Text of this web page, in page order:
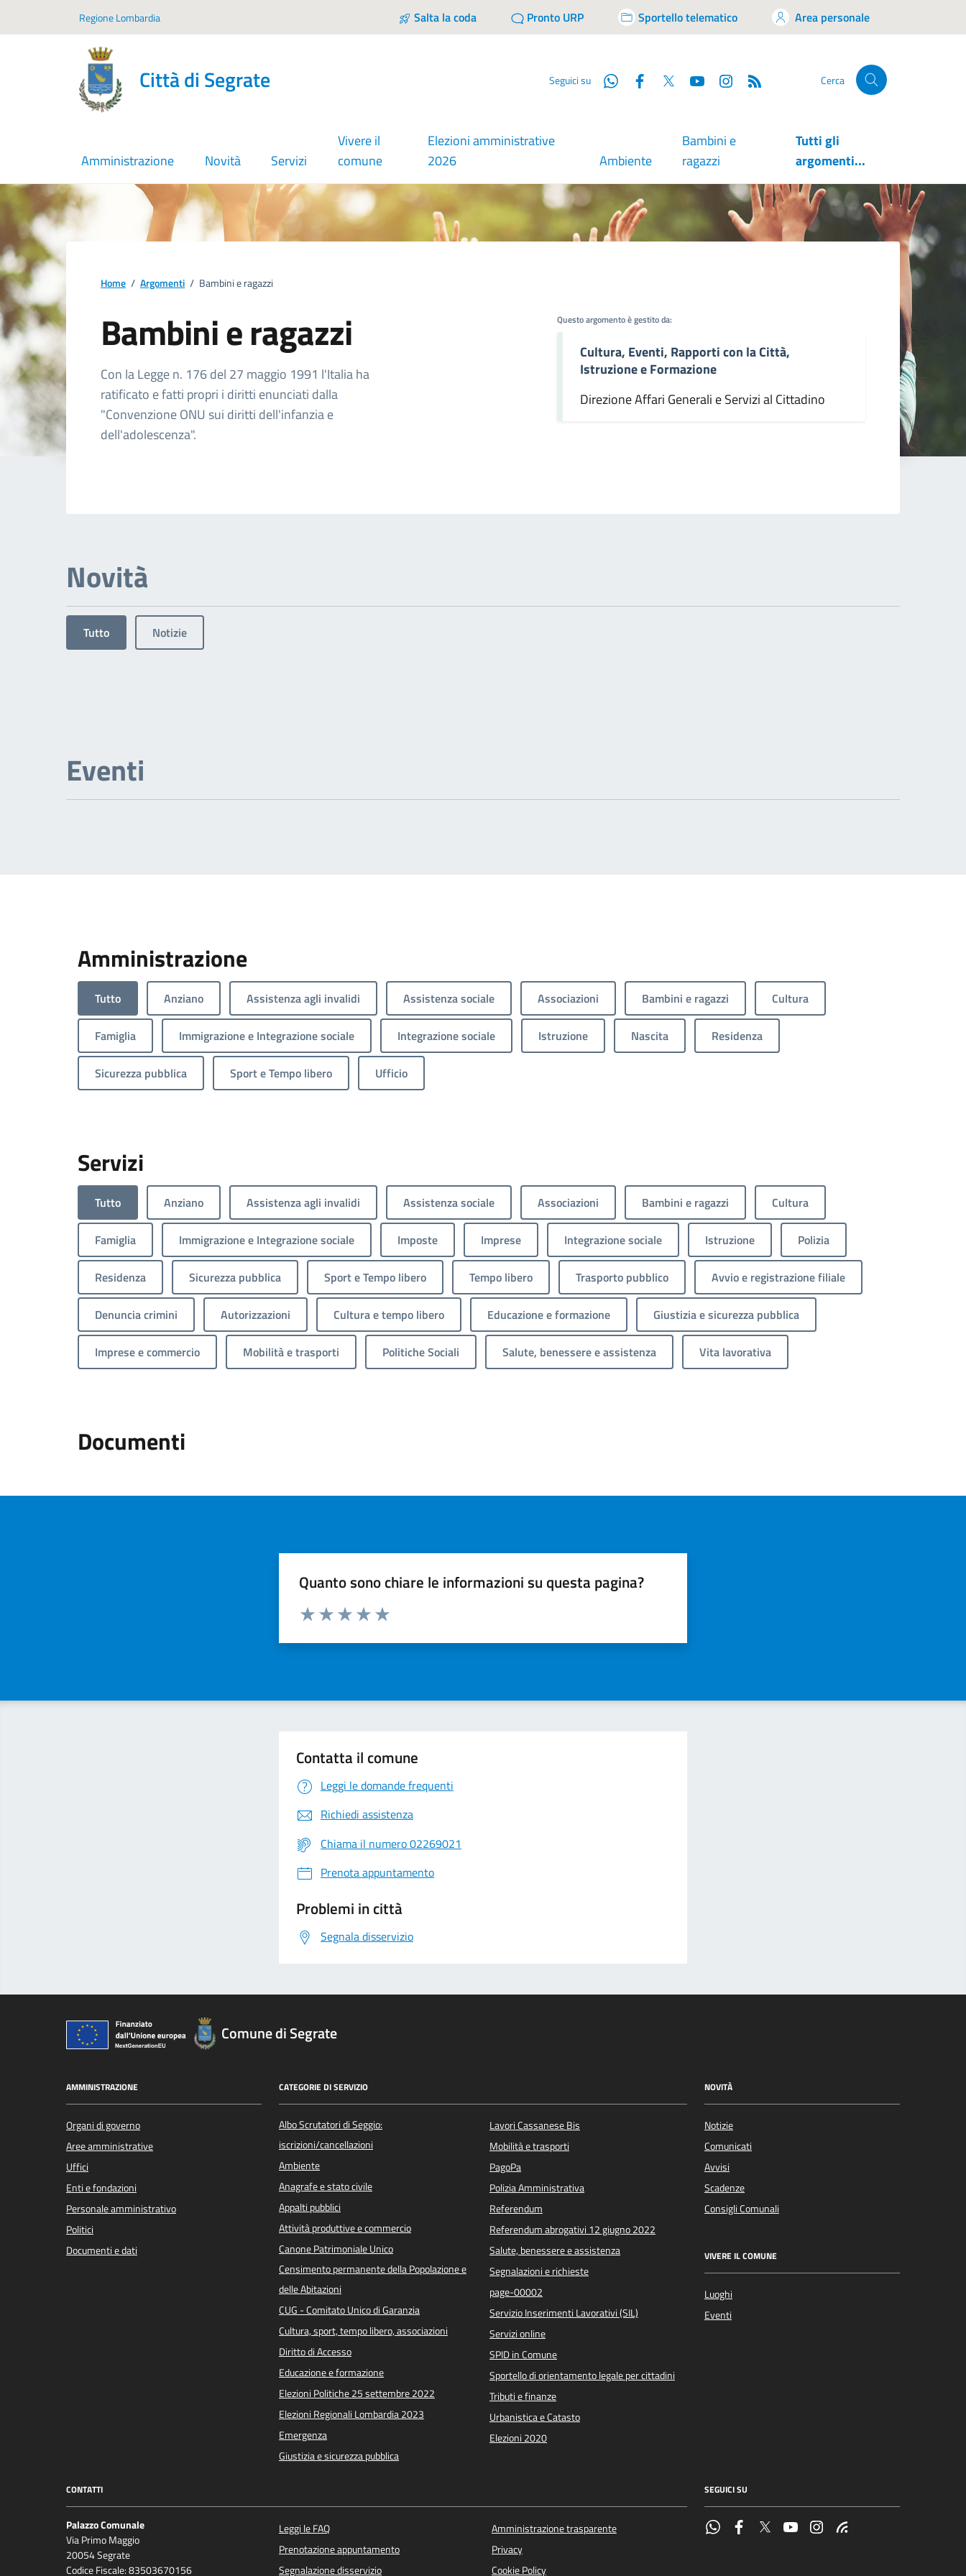
Regione Lombardia Salta la coda Pronto URP Sportello telematico Area personale
Città di Segrate Seguici su WhatsappFacebook
Twitter YouTube Cerca
Amministrazione Novità Servizi
Vivere il
comune
Elezioni amministrative
2026
Ambiente
Bambini e
ragazzi
Tutti gli
argomenti...
Home / Argomenti / Bambini e ragazzi
Bambini e ragazzi
Dettagli dell'argomento
Con la Legge n. 176 del 27 maggio 1991 l'Italia ha
ratificato e fatti propri i diritti enunciati dalla
"Convenzione ONU sui diritti dell'infanzia e
dell'adolescenza".
Questo argomento è gestito da:
Cultura, Eventi, Rapporti con la Città,
Istruzione e Formazione
Direzione Affari Generali e Servizi al Cittadino
Novità
Tutto Notizie
Eventi
Amministrazione
Tutto Anziano Assistenza agli invalidi Assistenza sociale Associazioni Bambini e ragazzi Cultura
Famiglia Immigrazione e Integrazione sociale Integrazione sociale Istruzione Nascita Residenza
Sicurezza pubblica Sport e Tempo libero Ufficio
Servizi
Tutto Anziano Assistenza agli invalidi Assistenza sociale Associazioni Bambini e ragazzi Cultura
Famiglia Immigrazione e Integrazione sociale Imposte Imprese Integrazione sociale Istruzione Polizia
Residenza Sicurezza pubblica Sport e Tempo libero Tempo libero Trasporto pubblico Avvio e registrazione filiale
Denuncia crimini Autorizzazioni Cultura e tempo libero Educazione e formazione Giustizia e sicurezza pubblica
Imprese e commercio Mobilità e trasporti Politiche Sociali Salute, benessere e assistenza Vita lavorativa
Documenti
Quanto sono chiare le informazioni su questa pagina?
Valuta da 1 a 5 stelle la pagina
Contatta il comune
Leggi le domande frequenti
Richiedi assistenza
Chiama il numero 02269021
Prenota appuntamento
Problemi in città
Segnala disservizio
Comune di Segrate
AMMINISTRAZIONE
Organi di governo
Aree amministrative
Uffici
Enti e fondazioni
Personale amministrativo
Politici
Documenti e dati
CATEGORIE DI SERVIZIO
Albo Scrutatori di Seggio:
iscrizioni/cancellazioni
Ambiente
Anagrafe e stato civile
Appalti pubblici
Attività produttive e commercio
Canone Patrimoniale Unico
Censimento permanente della Popolazione e
delle Abitazioni
CUG - Comitato Unico di Garanzia
Cultura, sport, tempo libero, associazioni
Diritto di Accesso
Educazione e formazione
Elezioni Politiche 25 settembre 2022
Elezioni Regionali Lombardia 2023
Emergenza
Giustizia e sicurezza pubblica
Lavori Cassanese Bis
Mobilità e trasporti
PagoPa
Polizia Amministrativa
Referendum
Referendum abrogativi 12 giugno 2022
Salute, benessere e assistenza
Segnalazioni e richieste
page-00002
Servizio Inserimenti Lavorativi (SIL)
Servizi online
SPID in Comune
Sportello di orientamento legale per cittadini
Tributi e finanze
Urbanistica e Catasto
Elezioni 2020
NOVITÀ
Notizie
Comunicati
Avvisi
Scadenze
Consigli Comunali
VIVERE IL COMUNE
Luoghi
Eventi
CONTATTI
Palazzo Comunale
Via Primo Maggio
20054 Segrate
Codice Fiscale: 83503670156
Leggi le FAQ
Prenotazione appuntamento
Segnalazione disservizio
Amministrazione trasparente
Privacy
Cookie Policy
SEGUICI SU